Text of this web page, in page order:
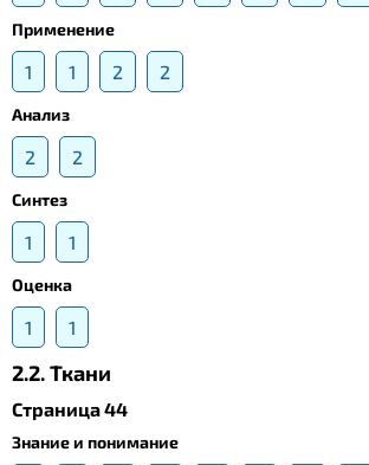
Применение
1 1 2 2
Анализ
2 2
Синтез
1 1
Оценка
1 1
2.2. Ткани
Страница 44
Знание и понимание